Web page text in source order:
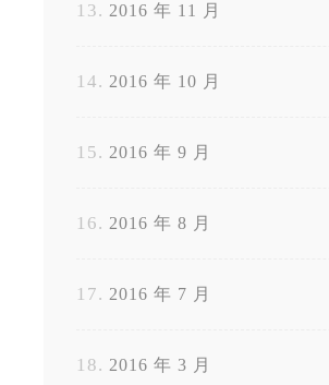
2016 年 11 月
2016 年 10 月
2016 年 9 月
2016 年 8 月
2016 年 7 月
2016 年 3 月